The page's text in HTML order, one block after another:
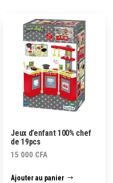
Jeux d’enfant 100% chef
de 19pcs
15 000 CFA
Ajouter au panier